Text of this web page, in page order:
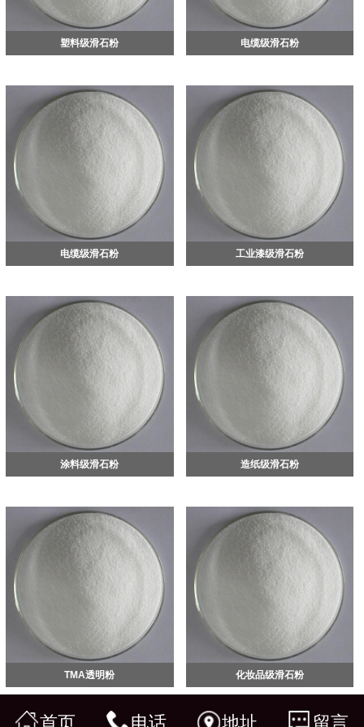
塑料级滑石粉 电缆级滑石粉
电缆级滑石粉 工业漆级滑石粉
涂料级滑石粉 造纸级滑石粉
TMA透明粉 化妆品级滑石粉
首页 电话 地址 留言